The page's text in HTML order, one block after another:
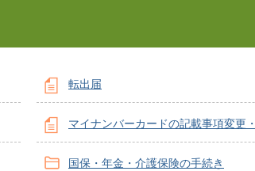
転出届
マイナンバーカードの記載事項変更
国保・年金・介護保険の手続き